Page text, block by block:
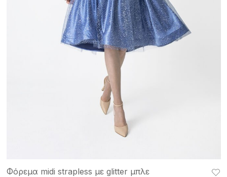
Φόρεμα midi strapless με glitter μπλε